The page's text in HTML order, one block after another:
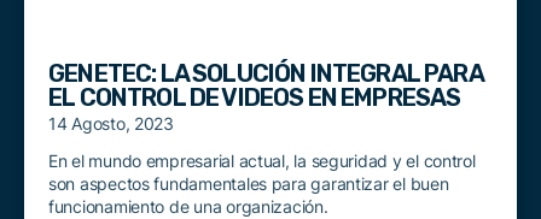
GENETEC: LA SOLUCIÓN INTEGRAL PARA
EL CONTROL DE VIDEOS EN EMPRESAS
14 Agosto, 2023
En el mundo empresarial actual, la seguridad y el control
son aspectos fundamentales para garantizar el buen
funcionamiento de una organización.